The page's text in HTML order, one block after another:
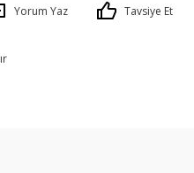
Yorum Yaz Tavsiye Et